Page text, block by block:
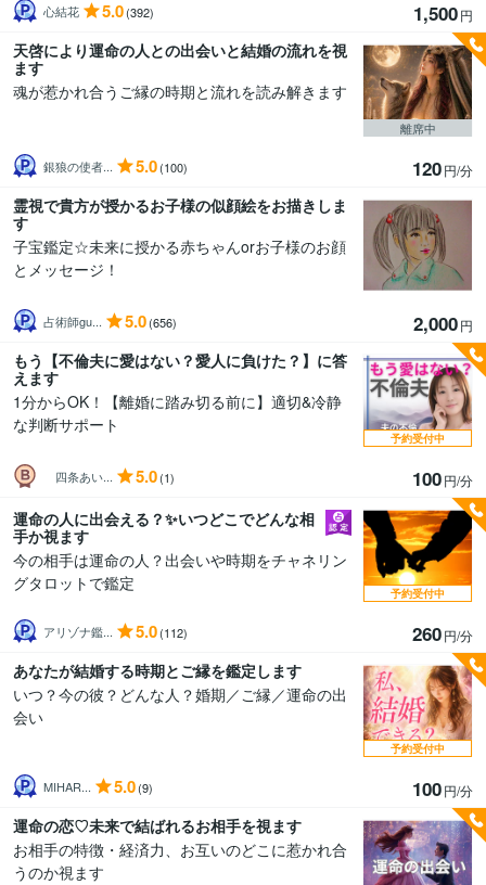
心結花 5.0(392) 1,500円
天啓により運命の人との出会いと結婚の流れを視
ます
魂が惹かれ合うご縁の時期と流れを読み解きます
銀狼の使者... 5.0(100) 120円/分
離席中
霊視で貴方が授かるお子様の似顔絵をお描きしま
す
子宝鑑定☆未来に授かる赤ちゃんorお子様のお顔
とメッセージ！
占術師gu... 5.0(656) 2,000円
もう【不倫夫に愛はない？愛人に負けた？】に答
えます
1分からOK！【離婚に踏み切る前に】適切&冷静
な判断サポート
四条あい... 5.0(1) 100円/分
予約受付中
運命の人に出会える？✨いつどこでどんな相
手か視ます
今の相手は運命の人？出会いや時期をチャネリン
グタロットで鑑定
アリゾナ鑑... 5.0(112) 260円/分
予約受付中
あなたが結婚する時期とご縁を鑑定します
いつ？今の彼？どんな人？婚期／ご縁／運命の出
会い
MIHAR... 5.0(9) 100円/分
予約受付中
運命の恋♡未来で結ばれるお相手を視ます
お相手の特徴・経済力、お互いのどこに惹かれ合
うのか視ます